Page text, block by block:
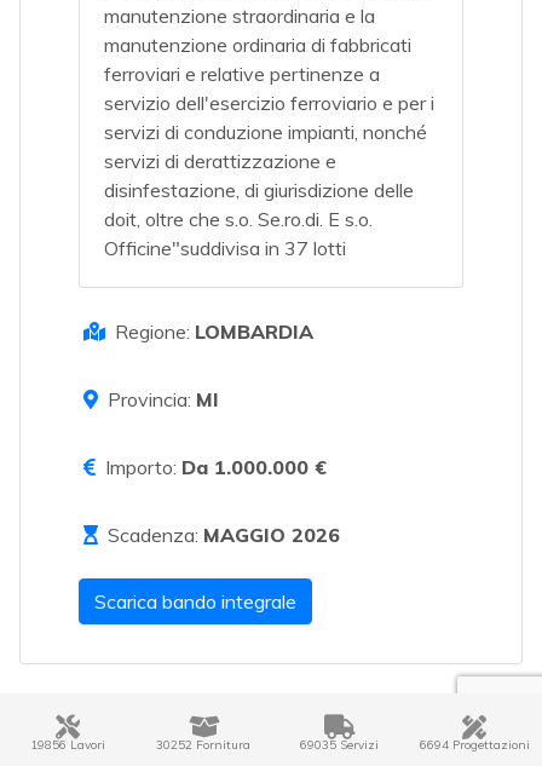
manutenzione straordinaria e la
manutenzione ordinaria di fabbricati
ferroviari e relative pertinenze a
servizio dell'esercizio ferroviario e per i
servizi di conduzione impianti, nonché
servizi di derattizzazione e
disinfestazione, di giurisdizione delle
doit, oltre che s.o. Se.ro.di. E s.o.
Officine"suddivisa in 37 lotti
Regione: LOMBARDIA
Provincia: MI
Importo: Da 1.000.000 €
Scadenza: MAGGIO 2026
Scarica bando integrale
19856 Lavori 30252 Fornitura 69035 Servizi 6694 Progettazioni